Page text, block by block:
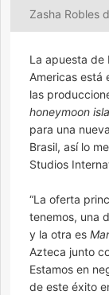
Zasha Robles
La apuesta de
Americas está
las
honeymoon
para una
Brasil, así lo
Studios
“La oferta
tenemos, una
y la otra es
Azteca junto
Estamos en
de este éxito